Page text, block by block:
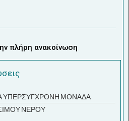
πλήρη ανακοίνωση
ΥΠΕΡΣΥΓΧΡΟΝΗ ΜΟΝΑΔΑ
ΝΕΡΟΥ